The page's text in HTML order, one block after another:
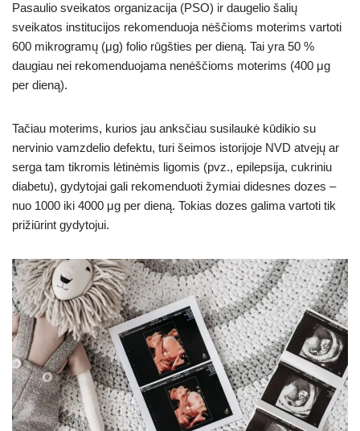
Pasaulio sveikatos organizacija (PSO) ir daugelio šalių
sveikatos institucijos rekomenduoja nėščioms moterims vartoti
600 mikrogramų (μg) folio rūgšties per dieną. Tai yra 50 %
daugiau nei rekomenduojama nenėščioms moterims (400 μg
per dieną).
Tačiau moterims, kurios jau anksčiau susilaukė kūdikio su
nervinio vamzdelio defektu, turi šeimos istorijoje NVD atvejų ar
serga tam tikromis lėtinėmis ligomis (pvz., epilepsija, cukriniu
diabetu), gydytojai gali rekomenduoti žymiai didesnes dozes –
nuo 1000 iki 4000 μg per dieną. Tokias dozes galima vartoti tik
prižiūrint gydytojui.